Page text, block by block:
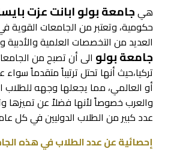
هيجامعة بولو ابانت عزت
حكومية، وتعتبر من الجامعات القوية
العديد من التخصصات العلمية
جامعة بولو الى أن تصبح من
تركيا،حيث أنها تحتل ترتيباً متقدماً
أو العالمي، مما يجعلها وجهه للطلاب
والعرب خصوصاً لأنها فضلاً عن تميزها
عدد كبير من الطلاب الدوليين في كل
إحصائية عن عدد الطلاب في هذه